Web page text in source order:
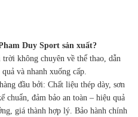
Duy Sport sản xuất?
không chuyên về thể thao, dẫn
và nhanh xuống cấp.
đầu bởi: Chất liệu thép dày, sơn
chuẩn, đảm bảo an toàn – hiệu quả
giá thành hợp lý. Bảo hành chính